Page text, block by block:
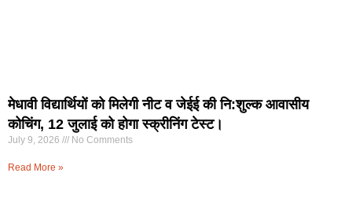
मेधावी विद्यार्थियों को मिलेगी नीट व जेईई की नि:शुल्क आवासीय
कोचिंग, 12 जुलाई को होगा स्क्रीनिंग टेस्ट।
July 9, 2026 No Comments
Read More »